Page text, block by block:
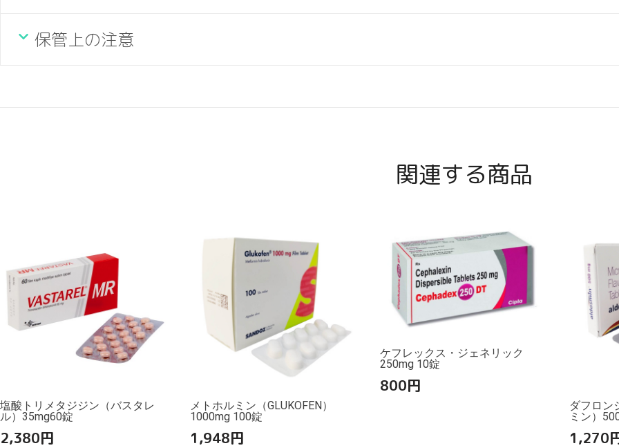
保管上の注意
関連する商品
塩酸トリメタジジン（バスタレ
ル）35mg60錠
2,380円
メトホルミン（GLUKOFEN）
1000mg 100錠
1,948円
ケフレックス・ジェネリック
250mg 10錠
800円
ダフロン
ミン）
1,270